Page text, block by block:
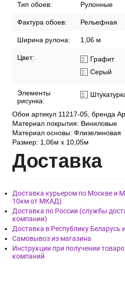
Тип обоев: Рулонные
Фактура обоев: Рельефная
Ширина рулона: 1,06 м
Цвет:
Графит
Серый
Элементы
рисунка:
Обои артикул 11217-05, бренда
Материал покрытия: Виниловые
Материал основы: Флизелиновая
Размер: 1,06м х 10,05м
Доставка
Доставка курьером по Москве и
10км от МКАД)
Доставка по России (службы
компании)
Доставка в Республику Беларусь
Самовывоз из магазина
Инструкции при получении
компаний